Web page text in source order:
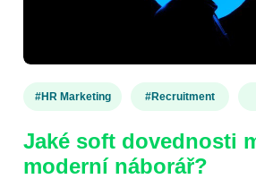
#HR Marketing #recruitment
Jaké soft dovednosti
moderní náborář?